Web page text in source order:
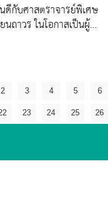
ดีกับศาสตราจารย์พิเศษ
ถาวร ในโอกาสเป็นผู้ที่
น่ง อธิการบดีสถาบัน
2 3 4 5 6
23 24 25 26